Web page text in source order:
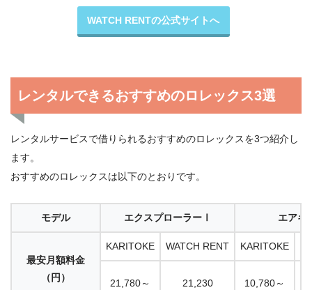
WATCH RENTの公式サイトへ
レンタルできるおすすめのロレックス3選
レンタルサービスで借りられるおすすめのロレックスを3つ紹介し
ます。
おすすめのロレックスは以下のとおりです。
モデル エクスプローラーⅠ エアキ
最安月額料金
（円）
KARITOKE WATCH RENT KARITOKE
21,780～ 21,230 10,780～